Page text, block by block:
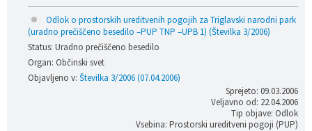
Odlok o prostorskih ureditvenih pogojih za Triglavski narodni park
(uradno prečiščeno besedilo –PUP TNP –UPB 1) (Številka 3/2006)
Status: Uradno prečiščeno besedilo
Organ: Občinski svet
Objavljeno v: Številka 3/2006 (07.04.2006)
Sprejeto: 09.03.2006
Veljavno od: 22.04.2006
Tip objave: Odlok
Vsebina: Prostorski ureditveni pogoji (PUP)